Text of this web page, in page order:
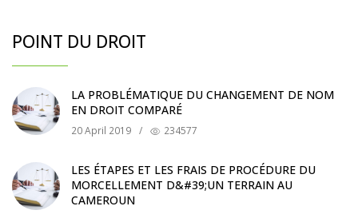
POINT DU DROIT
LA PROBLÉMATIQUE DU CHANGEMENT DE NOM
EN DROIT COMPARÉ
20 April 2019 / 234577
LES ÉTAPES ET LES FRAIS DE PROCÉDURE DU
MORCELLEMENT D&#39;UN TERRAIN AU
CAMEROUN